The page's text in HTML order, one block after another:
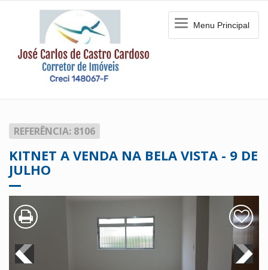
MenuMenu Principal
REFERÊNCIA: 8106
KITNET A VENDA NA BELA VISTA - 9 DE
JULHO